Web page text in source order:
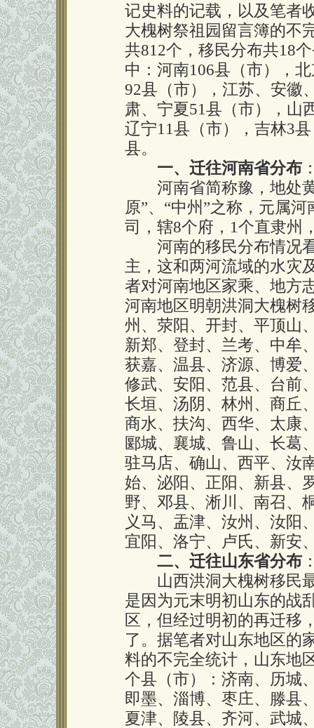
记史料的记载，以及笔者
大槐树祭祖园留言簿的不
共812个，移民分布共18
中：河南106县（市），
92县（市），江苏、安徽
肃、宁夏51县（市），山
辽宁11县（市），吉林3
县。
一、迁往河南省分布
河南省简称豫，地处黄
原”、“中州”之称，元属
司，辖8个府，1个直隶州
河南的移民分布情况看
主，这和两河流域的水灾
者对河南地区家乘、地方
河南地区明朝洪洞大槐树
州、荥阳、开封、平顶山
新郑、登封、兰考、中牟
获嘉、温县、济源、博爱
修武、安阳、范县、台前
长垣、汤阴、林州、商丘
商水、扶沟、西华、太康
郾城、襄城、鲁山、长葛
驻马店、确山、西平、汝
始、泌阳、正阳、新县、
野、邓县、淅川、南召、
义马、盂津、汝州、汝阳
宜阳、洛宁、卢氏、新安
二、迁往山东省分布
山西洪洞大槐树移民最
是因为元末明初山东的战
区，但经过明初的再迁移
了。据笔者对山东地区的
料的不完全统计，山东地
个县（市）：济南、历城
即墨、淄博、枣庄、滕县
夏津、陵县、齐河、武城